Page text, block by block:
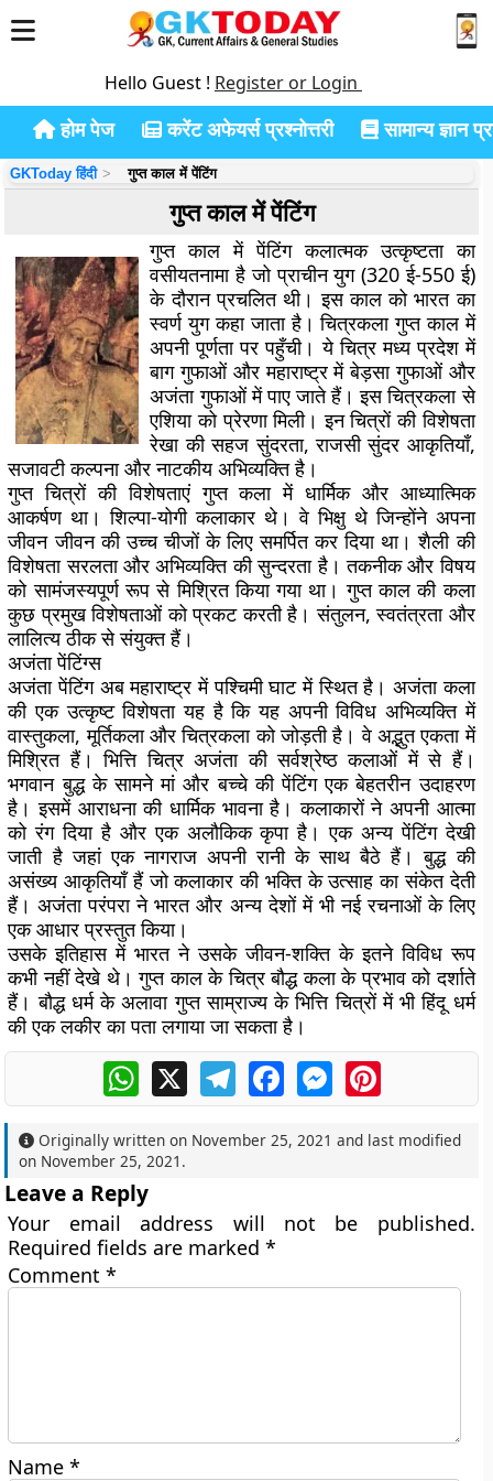
Hello Guest ! Register or Login
होम पेज करेंट अफेयर्स प्रश्नोत्तरी सामान्य ज्ञान
GKToday हिंदी गुप्त काल में पेंटिंग
गुप्त काल में पेंटिंग
गुप्त काल में पेंटिंग कलात्मक उत्कृष्टता का
वसीयतनामा है जो प्राचीन युग (320 ई-550 ई)
के दौरान प्रचलित थी। इस काल को भारत का
स्वर्ण युग कहा जाता है। चित्रकला गुप्त काल में
अपनी पूर्णता पर पहुँची। ये चित्र मध्य प्रदेश में
बाग गुफाओं और महाराष्ट्र में बेड़सा गुफाओं और
अजंता गुफाओं में पाए जाते हैं। इस चित्रकला से
एशिया को प्रेरणा मिली। इन चित्रों की विशेषता
रेखा की सहज सुंदरता, राजसी सुंदर आकृतियाँ,
सजावटी कल्पना और नाटकीय अभिव्यक्ति है।
गुप्त चित्रों की विशेषताएं गुप्त कला में धार्मिक और आध्यात्मिक
आकर्षण था। शिल्पा-योगी कलाकार थे। वे भिक्षु थे जिन्होंने अपना
जीवन जीवन की उच्च चीजों के लिए समर्पित कर दिया था। शैली की
विशेषता सरलता और अभिव्यक्ति की सुन्दरता है। तकनीक और विषय
को सामंजस्यपूर्ण रूप से मिश्रित किया गया था। गुप्त काल की कला
कुछ प्रमुख विशेषताओं को प्रकट करती है। संतुलन, स्वतंत्रता और
लालित्य ठीक से संयुक्त हैं।
अजंता पेंटिंग्स
अजंता पेंटिंग अब महाराष्ट्र में पश्चिमी घाट में स्थित है। अजंता कला
की एक उत्कृष्ट विशेषता यह है कि यह अपनी विविध अभिव्यक्ति में
वास्तुकला, मूर्तिकला और चित्रकला को जोड़ती है। वे अद्भुत एकता में
मिश्रित हैं। भित्ति चित्र अजंता की सर्वश्रेष्ठ कलाओं में से हैं।
भगवान बुद्ध के सामने मां और बच्चे की पेंटिंग एक बेहतरीन उदाहरण
है। इसमें आराधना की धार्मिक भावना है। कलाकारों ने अपनी आत्मा
को रंग दिया है और एक अलौकिक कृपा है। एक अन्य पेंटिंग देखी
जाती है जहां एक नागराज अपनी रानी के साथ बैठे हैं। बुद्ध की
असंख्य आकृतियाँ हैं जो कलाकार की भक्ति के उत्साह का संकेत देती
हैं। अजंता परंपरा ने भारत और अन्य देशों में भी नई रचनाओं के लिए
एक आधार प्रस्तुत किया।
उसके इतिहास में भारत ने उसके जीवन-शक्ति के इतने विविध रूप
कभी नहीं देखे थे। गुप्त काल के चित्र बौद्ध कला के प्रभाव को दर्शाते
हैं। बौद्ध धर्म के अलावा गुप्त साम्राज्य के भित्ति चित्रों में भी हिंदू धर्म
की एक लकीर का पता लगाया जा सकता है।
WhatsApp
X TelegramFacebookMessengerPinterest
Originally written on November 25, 2021 and last modified
on November 25, 2021 .
Leave a Reply
Your email address will not be published.
Required fields are marked*
Comment*
Name*